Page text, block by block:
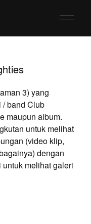
3) yang
band Club
maupun album.
untuk melihat
(video klip,
dengan
melihat galeri